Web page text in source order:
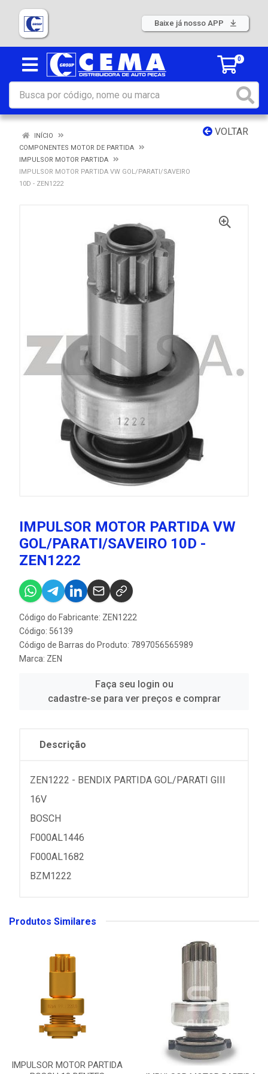
Baixe já nosso APP
0
VOLTAR
INÍCIO
COMPONENTES MOTOR DE PARTIDA
IMPULSOR MOTOR PARTIDA
IMPULSOR MOTOR PARTIDA VW GOL/PARATI/SAVEIRO
10D - ZEN1222
IMPULSOR MOTOR PARTIDA VW
GOL/PARATI/SAVEIRO 10D -
ZEN1222
Código do Fabricante: ZEN1222
Código: 56139
Código de Barras do Produto: 7897056565989
Marca: ZEN
Faça seu login ou
cadastre-se para ver preços e comprar
Descrição
ZEN1222 - BENDIX PARTIDA GOL/PARATI GIII
16V
BOSCH
F000AL1446
F000AL1682
BZM1222
Produtos Similares
IMPULSOR MOTOR PARTIDA